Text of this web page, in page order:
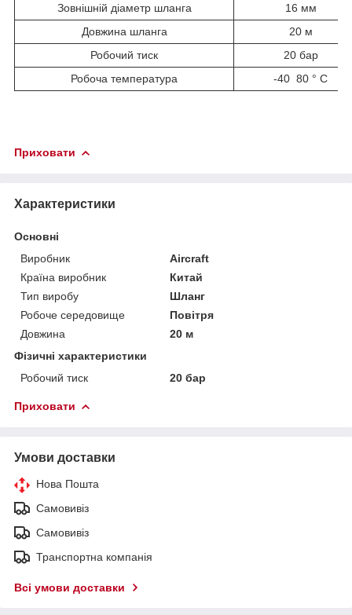
Зовнішній діаметр шланга
16 мм
Довжина шланга
20 м
Робочий тиск
20 бар
Робоча температура
-40 80 ° С
Приховати
Характеристики
Основні
Виробник
Aircraft
Країна виробник
Китай
Тип виробу
Шланг
Робоче середовище
Повітря
Довжина
20 м
Фізичні характеристики
Робочий тиск
20 бар
Приховати
Умови доставки
Нова Пошта
Самовивіз
Самовивіз
Транспортна компанія
Всі умови доставки